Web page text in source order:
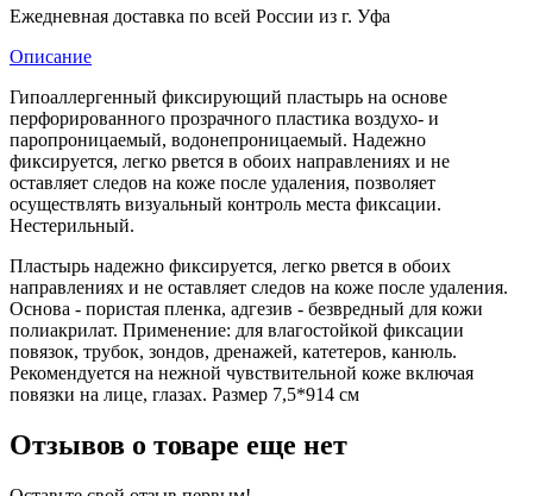
Ежедневная доставка по всей России из г. Уфа
Описание
Гипоаллергенный фиксирующий пластырь на основе
перфорированного прозрачного пластика воздухо- и
паропроницаемый, водонепроницаемый. Надежно
фиксируется, легко рвется в обоих направлениях и не
оставляет следов на коже после удаления, позволяет
осуществлять визуальный контроль места фиксации.
Нестерильный.
Пластырь надежно фиксируется, легко рвется в обоих
направлениях и не оставляет следов на коже после удаления.
Основа - пористая пленка, адгезив - безвредный для кожи
полиакрилат. Применение: для влагостойкой фиксации
повязок, трубок, зондов, дренажей, катетеров, канюль.
Рекомендуется на нежной чувствительной коже включая
повязки на лице, глазах. Размер 7,5*914 см
Отзывов о товаре еще нет